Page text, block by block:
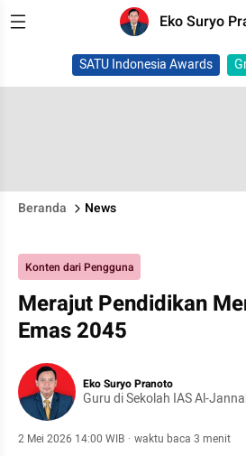
Eko Suryo
SATU Indonesia Awards
Beranda News
Konten dari Pengguna
Merajut Pendidikan
Emas 2045
Eko Suryo Pranoto
Guru di Sekolah IAS Al-
2 Mei 2026 14:00 WIB · waktu baca 3 menit